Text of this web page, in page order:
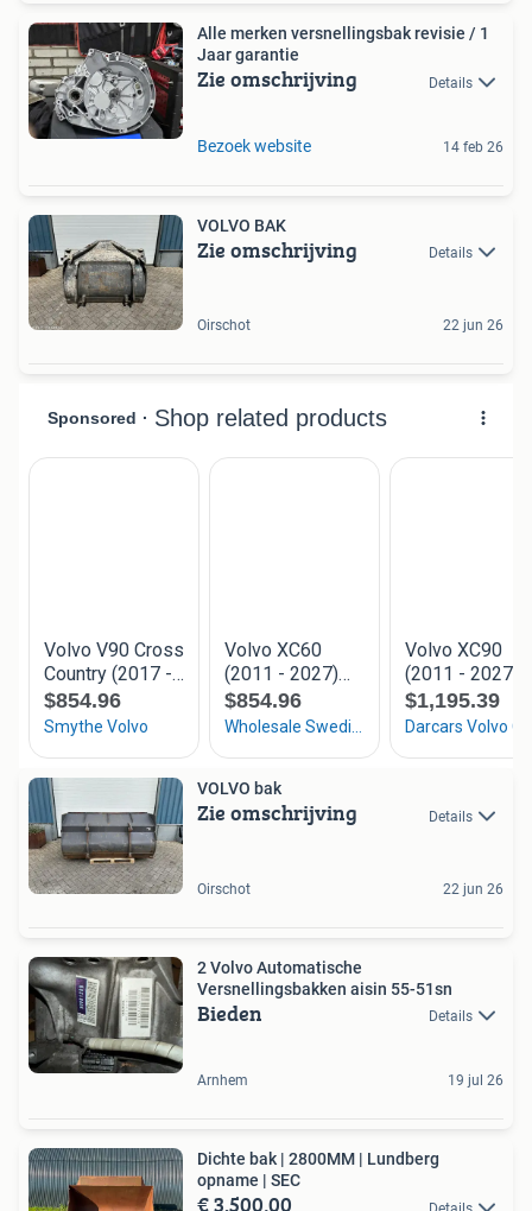
Alle merken versnellingsbak revisie / 1
Jaar garantie
Zie omschrijving Details
Bezoek website 14 feb 26
VOLVO BAK
Zie omschrijving Details
Oirschot 22 jun 26
VOLVO bak
Zie omschrijving Details
Oirschot 22 jun 26
2 Volvo Automatische
Versnellingsbakken aisin 55-51sn
Bieden Details
Arnhem 19 jul 26
Dichte bak | 2800MM | Lundberg
opname | SEC